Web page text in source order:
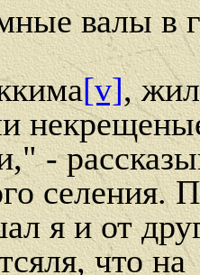
валы в
[v],
-
селения.
я и от
что на